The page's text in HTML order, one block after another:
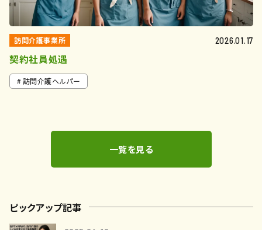
訪問介護事業所 2026.01.17
契約社員処遇
訪問介護ヘルパー
一覧を見る
ピックアップ記事